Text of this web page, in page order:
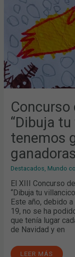
“Dibuja tu
tenemos
Destacados Mundo
El XIII Concurso
“Dibuja tu
Este año, debido
19, no se ha
que tenía lugar
de Navidad y en
TENEMOS
GANADORES
GANADORAS!
LEER MÁS